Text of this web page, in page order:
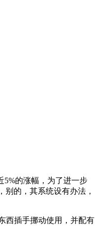
的涨幅，为了进一步
别的，其系统设有办法，
西插手挪动使用，并配有